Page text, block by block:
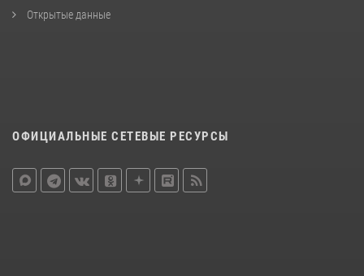
Открытые данные
ОФИЦИАЛЬНЫЕ СЕТЕВЫЕ РЕСУРСЫ